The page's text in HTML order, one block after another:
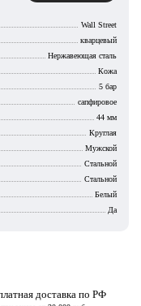
Wall Street
кварцевый
Нержавеющая сталь
Кожа
5 бар
сапфировое
44 мм
Круглая
Мужской
Стальной
Стальной
Белый
Да
доставка по РФ